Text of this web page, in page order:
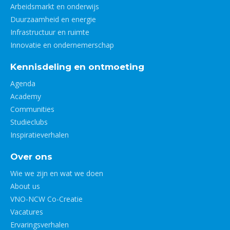
Arbeidsmarkt en onderwijs
Duurzaamheid en energie
Infrastructuur en ruimte
Innovatie en ondernemerschap
Kennisdeling en ontmoeting
Agenda
Academy
Communities
Studieclubs
Inspiratieverhalen
Over ons
Wie we zijn en wat we doen
About us
VNO-NCW Co-Creatie
Vacatures
Ervaringsverhalen